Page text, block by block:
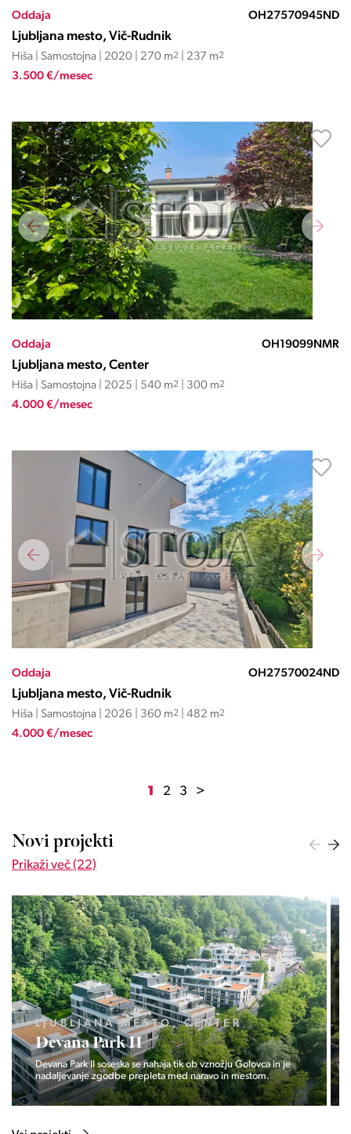
Oddaja OH27570945ND
Ljubljana mesto, Vič-Rudnik
Hiša | Samostojna | 2020 | 270 m2 | 237 m2
3.500 €/mesec
Oddaja OH19099NMR
Ljubljana mesto, Center
Hiša | Samostojna | 2025 | 540 m2 | 300 m2
4.000 €/mesec
Oddaja OH27570024ND
Ljubljana mesto, Vič-Rudnik
Hiša | Samostojna | 2026 | 360 m2 | 482 m2
4.000 €/mesec
1 2 3 >
Novi projekti
Prikaži več (22)
LJUBLJANA MESTO, ŠIŠKA, KOSEZE
Pod hribom
Projekt Pod hribom se je pričela gradnja eni izmed najbolj
zaželeni lokaciji v Ljubljani.